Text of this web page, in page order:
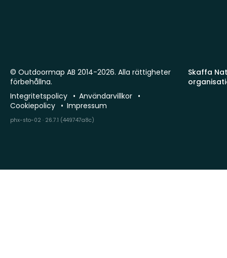
Skaffa
© Outdoormap AB 2014-2026. Alla rättigheter
förbehållna.
Integritetspolicy
Användarvillkor
Cookiepolicy
Impressum
phx-sto-02 · 26.7.1 (449747a8c)